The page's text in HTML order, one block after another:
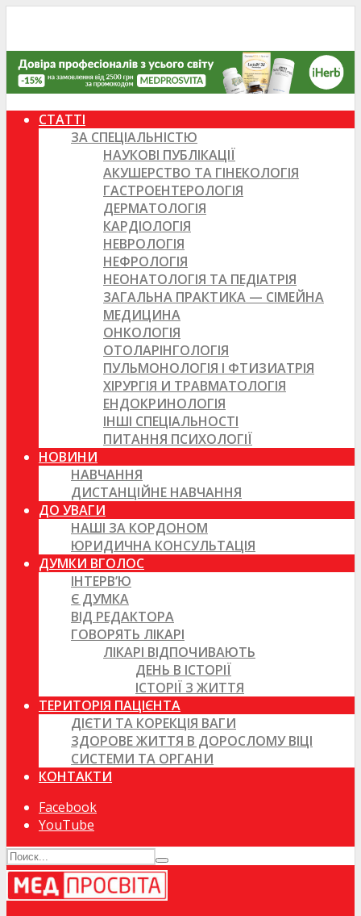
СТАТТІ
ЗА СПЕЦІАЛЬНІСТЮ
НАУКОВІ ПУБЛІКАЦІЇ
АКУШЕРСТВО ТА ГІНЕКОЛОГІЯ
ГАСТРОЕНТЕРОЛОГІЯ
ДЕРМАТОЛОГІЯ
КАРДІОЛОГІЯ
НЕВРОЛОГІЯ
НЕФРОЛОГІЯ
НЕОНАТОЛОГІЯ ТА ПЕДІАТРІЯ
ЗАГАЛЬНА ПРАКТИКА — СІМЕЙНА
МЕДИЦИНА
ОНКОЛОГІЯ
ОТОЛАРІНГОЛОГІЯ
ПУЛЬМОНОЛОГІЯ І ФТИЗИАТРІЯ
ХІРУРГІЯ И ТРАВМАТОЛОГІЯ
ЕНДОКРИНОЛОГІЯ
ІНШІ СПЕЦІАЛЬНОСТІ
ПИТАННЯ ПСИХОЛОГІЇ
НОВИНИ
НАВЧАННЯ
ДИСТАНЦІЙНЕ НАВЧАННЯ
ДО УВАГИ
НАШІ ЗА КОРДОНОМ
ЮРИДИЧНА КОНСУЛЬТАЦІЯ
ДУМКИ ВГОЛОС
ІНТЕРВ’Ю
Є ДУМКА
ВІД РЕДАКТОРА
ГОВОРЯТЬ ЛІКАРІ
ЛІКАРІ ВІДПОЧИВАЮТЬ
ДЕНЬ В ІСТОРІЇ
ІСТОРІЇ З ЖИТТЯ
ТЕРИТОРІЯ ПАЦІЄНТА
ДІЄТИ ТА КОРЕКЦІЯ ВАГИ
ЗДОРОВЕ ЖИТТЯ В ДОРОСЛОМУ ВІЦІ
СИСТЕМИ ТА ОРГАНИ
КОНТАКТИ
Facebook
YouTube